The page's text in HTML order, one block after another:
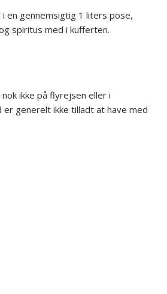
en gennemsigtig 1 liters pose,
spiritus med i kufferten.
ikke på flyrejsen eller i
generelt ikke tilladt at have med